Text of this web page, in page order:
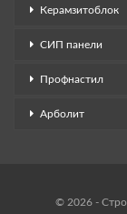
Керамзитоблок
СИП панели
Профнастил
Арболит
© 2026 -